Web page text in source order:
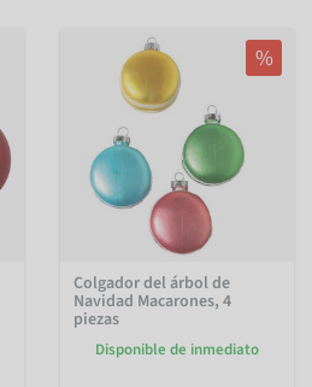
%
Colgador del árbol de
Navidad Macarones, 4
piezas
Disponible de inmediato